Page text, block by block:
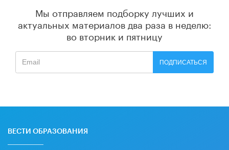
Мы отправляем подборку лучших и
актуальных материалов два раза в неделю:
во вторник и пятницу
ПОДПИСАТЬСЯ
ВЕСТИ ОБРАЗОВАНИЯ